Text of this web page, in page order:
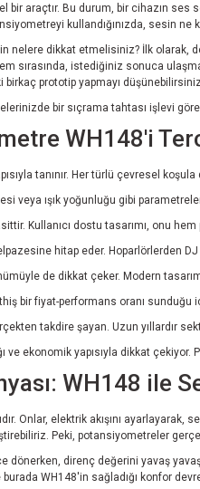
araçtır. Bu durum, bir cihazın ses
kullandığınızda, sesin ne
dikkat etmelisiniz? İlk olarak,
sırasında, istediğiniz sonuca
prototip yapmayı düşünebilirsiniz.
bir sıçrama tahtası işlevi
WH148'i
tanınır. Her türlü çevresel
veya ışık yoğunluğu gibi
Kullanıcı dostu tasarımı, onu
hitap eder. Hoparlörlerden
de dikkat çeker. Modern
bir fiyat-performans oranı sunduğu
takdire şayan. Uzun yıllardır
ve ekonomik yapısıyla dikkat
WH148 ile
Onlar, elektrik akışını
Peki, potansiyometreler
direnç değerini yavaş
WH148'in sağladığı konfor